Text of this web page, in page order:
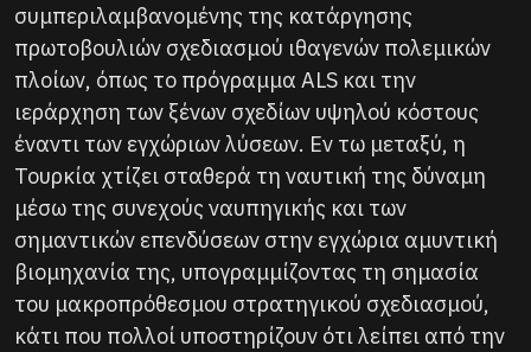
συμπεριλαμβανομένης της κατάργησης
πρωτοβουλιών σχεδιασμού ιθαγενών πολεμικών
πλοίων, όπως το πρόγραμμα ALS και την
ιεράρχηση των ξένων σχεδίων υψηλού κόστους
έναντι των εγχώριων λύσεων. Εν τω μεταξύ, η
Τουρκία χτίζει σταθερά τη ναυτική της δύναμη
μέσω της συνεχούς ναυπηγικής και των
σημαντικών επενδύσεων στην εγχώρια αμυντική
βιομηχανία της, υπογραμμίζοντας τη σημασία
του μακροπρόθεσμου στρατηγικού σχεδιασμού,
κάτι που πολλοί υποστηρίζουν ότι λείπει από την